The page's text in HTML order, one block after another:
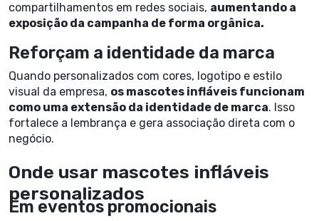
compartilhamentos em redes sociais, aumentando a
exposição da campanha de forma orgânica.
Reforçam a identidade da marca
Quando personalizados com cores, logotipo e estilo
visual da empresa, os mascotes infláveis funcionam
como uma extensão da identidade de marca. Isso
fortalece a lembrança e gera associação direta com o
negócio.
Onde usar mascotes infláveis
personalizados
Em eventos promocionais